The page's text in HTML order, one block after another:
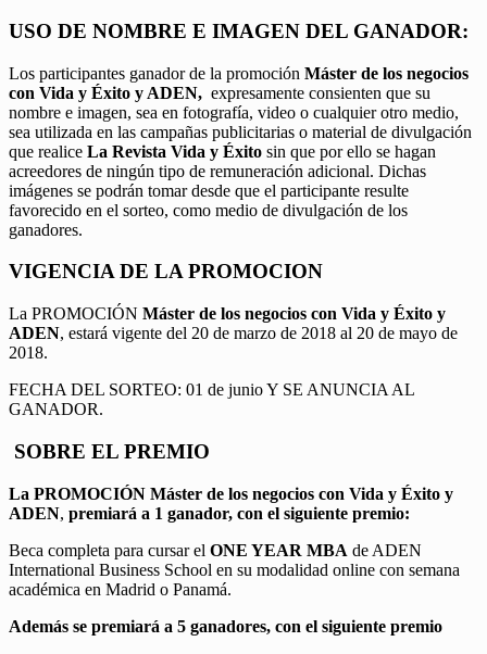
USO DE NOMBRE E IMAGEN DEL GANADOR:
Los participantes ganador de la promoción Máster de los negocios
con Vida y Éxito y ADEN, expresamente consienten que su
nombre e imagen, sea en fotografía, video o cualquier otro medio,
sea utilizada en las campañas publicitarias o material de divulgación
que realice La Revista Vida y Éxito sin que por ello se hagan
acreedores de ningún tipo de remuneración adicional. Dichas
imágenes se podrán tomar desde que el participante resulte
favorecido en el sorteo, como medio de divulgación de los
ganadores.
VIGENCIA DE LA PROMOCION
La PROMOCIÓN Máster de los negocios con Vida y Éxito y
ADEN, estará vigente del 20 de marzo de 2018 al 20 de mayo de
2018.
FECHA DEL SORTEO: 01 de junio Y SE ANUNCIA AL
GANADOR.
SOBRE EL PREMIO
La PROMOCIÓN Máster de los negocios con Vida y Éxito y
ADEN, premiará a 1 ganador, con el siguiente premio:
Beca completa para cursar el ONE YEAR MBA de ADEN
International Business School en su modalidad online con semana
académica en Madrid o Panamá.
Además se premiará a 5 ganadores, con el siguiente premio